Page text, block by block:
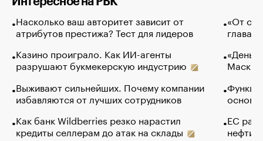
Насколько ваш авторитет зависит от
атрибутов престижа? Тест для лидеров
Казино проиграло. Как ИИ-агенты
разрушают букмекерскую индустрию
Выживают сильнейших. Почему компании
избавляются от лучших сотрудников
Как банк Wildberries резко нарастил
кредиты селлерам до атак на склады
«От
глава
Маск в
основ
ЕС
нефти